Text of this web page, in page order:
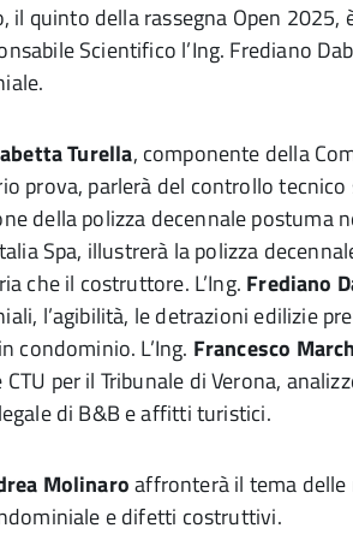
il quinto della rassegna Open
Scientifico l’Ing. Frediano
Turella, componente della
prova, parlerà del controllo
della polizza decennale postuma
Spa, illustrerà la polizza
che il costruttore. L’Ing. Frediano
l’agibilità, le detrazioni edilizie
condominio. L’Ing. Francesco
CTU per il Tribunale di Verona,
di B&B e affitti turistici.
Molinaroaffronterà il tema
e difetti costruttivi.